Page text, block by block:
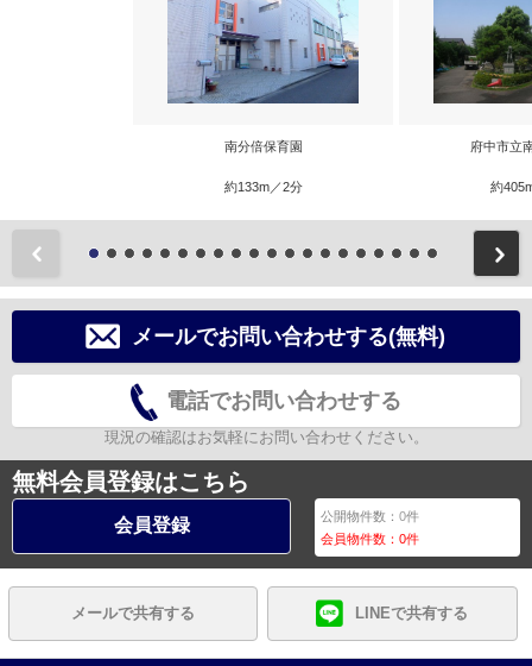
南分倍保育園
約133m／2分
府中市立
約
メールでお問い合わせする(無料)
電話でお問い合わせする
現況の確認はお気軽にお問い合わせください。
無料会員登録はこちら
会員登録 公開物件数：0件
会員物件数：0件
メールで共有する LINEで共有する